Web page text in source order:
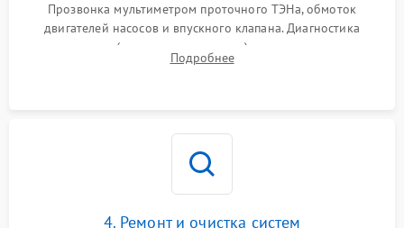
Прозвонка мультиметром проточного ТЭНа, обмоток
двигателей насосов и впускного клапана. Диагностика
прессостата (датчика уровня воды), датчика мутности,
концевика дверцы и электронного модуля управления.
Подробнее
4. Ремонт и очистка систем